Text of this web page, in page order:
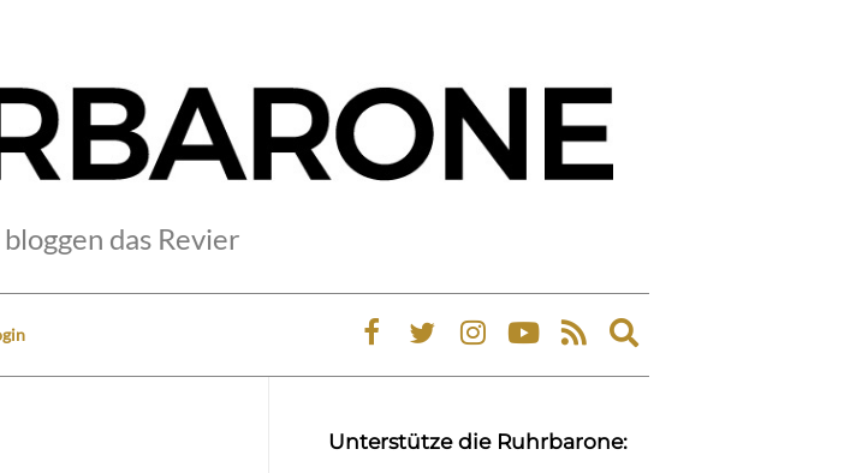
das Revier
Expand
search
Unterstütze die Ruhrbarone: